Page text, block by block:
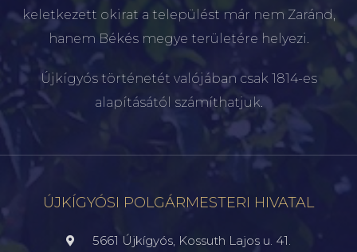
keletkezett okirat a települést már nem Zaránd,
hanem Békés megye területére helyezi.
Újkígyós történetét valójában csak 1814-es
alapításától számíthatjuk.
ÚJKÍGYÓSI POLGÁRMESTERI HIVATAL
5661 Újkígyós, Kossuth Lajos u. 41.